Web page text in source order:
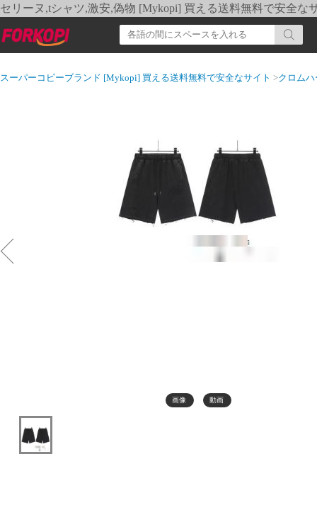
セリーヌ,tシャツ,激安,偽物 [Mykopi] 買える送料無料で安全な
スーパーコピーブランド [Mykopi] 買える送料無料で安全なサイト >クロム
画像 動画